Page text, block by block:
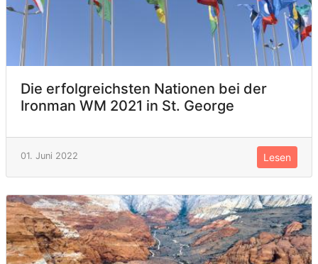
Die erfolgreichsten Nationen bei der
Ironman WM 2021 in St. George
01. Juni 2022 Lesen